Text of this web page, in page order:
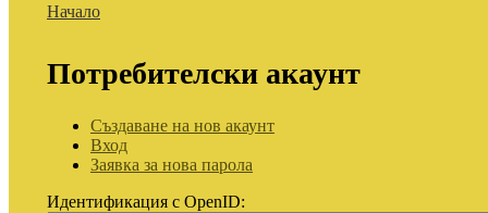
Начало
Потребителски акаунт
Създаване на нов акаунт
Вход
Заявка за нова парола
Идентификация с OpenID: